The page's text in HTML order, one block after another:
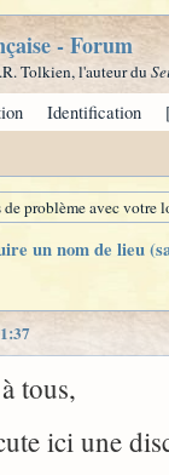
- Forum
Tolkien, l'auteur du
Identification
problème avec
un nom de lieu
tous,
ici une